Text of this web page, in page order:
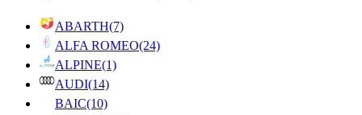
ABARTH(7)
ALFA ROMEO(24)
ALPINE(1)
AUDI(14)
BAIC(10)